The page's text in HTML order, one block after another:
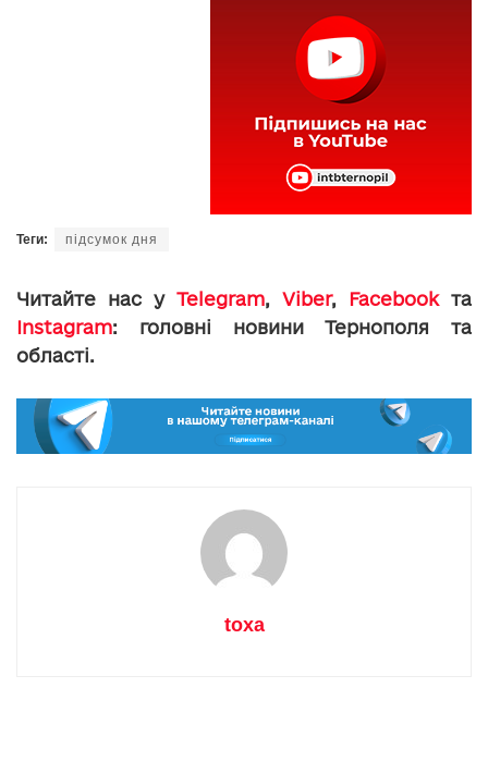
Теги: підсумок дня
Читайте нас у Telegram, Viber, Facebookта
Instagram: головні новини Тернополя та
області.
toxa